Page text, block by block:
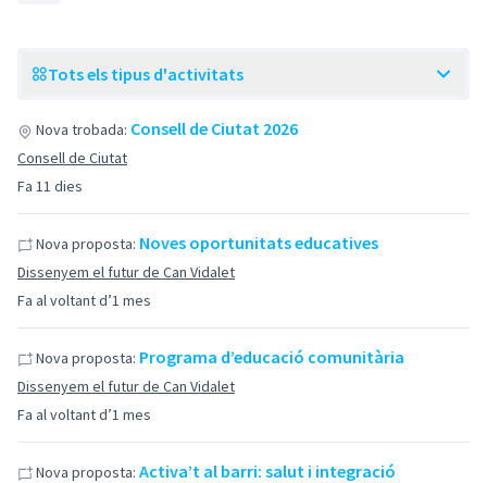
Tots els tipus d'activitats
Fa 11 dies
Nova trobada: Consell de Ciutat 2026
Consell de Ciutat
Fa al voltant d’1 mes
Nova proposta: Noves oportunitats educatives
Dissenyem el futur de Can Vidalet
Fa al voltant d’1 mes
Nova proposta: Programa d’educació comunitària
Dissenyem el futur de Can Vidalet
Nova proposta: Activa’t al barri: salut i integració